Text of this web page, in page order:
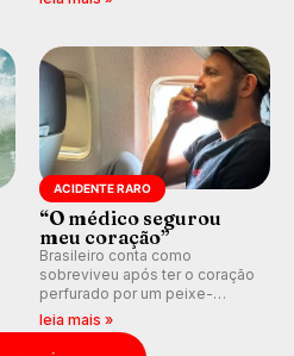
ondas para até 16 dias.
ACIDENTE RARO
“O médico segurou
meu coração”
Brasileiro conta como
sobreviveu após ter o coração
perfurado por um peixe-
agulha enquanto surfava na
Costa Rica.
leia mais »